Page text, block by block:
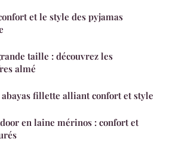
et le style des pyjamas
taille : découvrez les
almé
abayas fillette alliant confort et style
en laine mérinos : confort et